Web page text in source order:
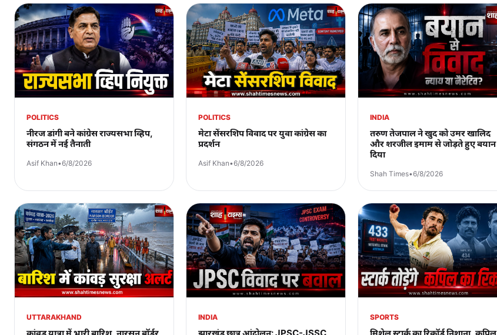
POLITICS
नीरज डांगी बने कांग्रेस राज्यसभा व्हिप,
संगठन में नई तैनाती
Asif Khan•6/8/2026
POLITICS
मेटा सेंसरशिप विवाद पर युवा कांग्रेस का
प्रदर्शन
Asif Khan•6/8/2026
INDIA
तरुण तेजपाल ने खुद को उमर खालिद
और शरजील इमाम से जोड़ते हुए बयान
दिया
Shah Times•6/8/2026
UTTARAKHAND INDIA SPORTS